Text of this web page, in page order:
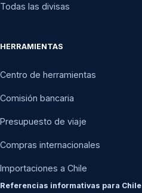
Todas las divisas
HERRAMIENTAS
Centro de herramientas
Comisión bancaria
Presupuesto de viaje
Compras internacionales
Importaciones a Chile
Referencias informativas para Chile